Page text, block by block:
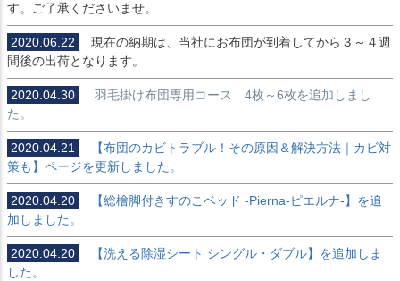
す。ご了承くださいませ。
2020.06.22
現在の納期は、当社にお布団が到着してから３～４週
間後の出荷となります。
2020.04.30
羽毛掛け布団専用コース 4枚～6枚を追加しまし
た。
2020.04.21
【布団のカビトラブル！その原因＆解決方法｜カビ対
策も】ページを更新しました。
2020.04.20
【総檜脚付きすのこベッド -Pierna-ピエルナ-】を追
加しました。
2020.04.20
【洗える除湿シート シングル・ダブル】を追加しま
した。